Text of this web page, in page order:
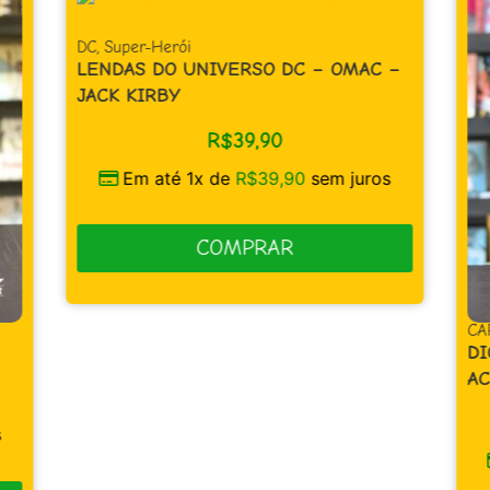
DC,Super-Herói
LENDAS DO UNIVERSO DC – OMAC –
JACK KIRBY
R$39,90
Em até 1x de R$39,90 sem juros
COMPRAR